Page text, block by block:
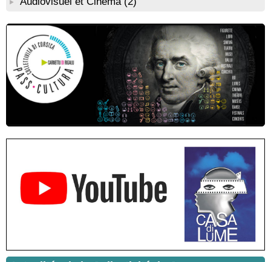
roi des Corses" animée par Benjamin Casinelli - Salle du Conseil
municipal - Zonza
Conférence : "Pratiques magico-religieuses et rituels de
protection de la Corse agro-pastorale" animée par Jean-Jacques
Andreani - Bucugnà / Zonza
Residenza di scrittura di Angela Nicolai, Trà Corsica è
Sardegna - Mediateca di castagniccia Mare è monti - I Fulelli
Résidence d’écriture et de recherche de l’écrivaine Cécilia
Castelli - Institut Mémoires de l'Edition Contemporaine - Caen /
Médiathèque de Castagniccia Mare et Monti - I Fulelli
Rencontre / dédicace avec Lucrèce Luciani autour de son
livre « La ballade du pendu du Niolu» - Mediateca territuriale di
Mise en musique d’un livre jeunesse par Annik Meschinet,
musicienne pédagogue : Ateliers d’expression sonore, vocale,
rythmique et corporelle - Mediateca territuriale di Santa Lucia di
! Événement reporté ! Cycle de conférences peinture animé
par Alexandre Dominati - Mediateca territuriale di Santa Lucia di